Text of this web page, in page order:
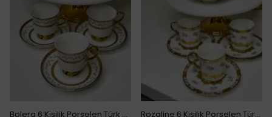
Bolera 6 Kişilik Porselen Türk Kahvesi Fincanı Rozaline 6 Kişilik Porselen Türk Kahvesi Fincanı